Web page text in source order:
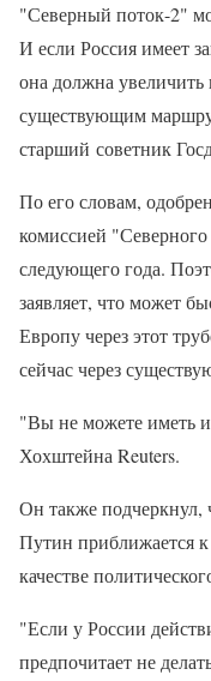
"Северный поток-2"
И если Россия имеет
она должна
существующим
старший советник
По его словам,
комиссией "Северного
следующего года.
заявляет, что может
Европу через этот
сейчас через
"Вы не можете иметь
Хохштейна Reuters.
Он также подчеркнул,
Путин приближается к
качестве
"Если у России
предпочитает не